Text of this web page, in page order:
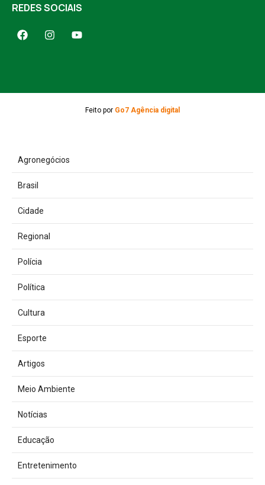
REDES SOCIAIS
Feito por Go7 Agência digital
Agronegócios
Brasil
Cidade
Regional
Polícia
Política
Cultura
Esporte
Artigos
Meio Ambiente
Notícias
Educação
Entretenimento